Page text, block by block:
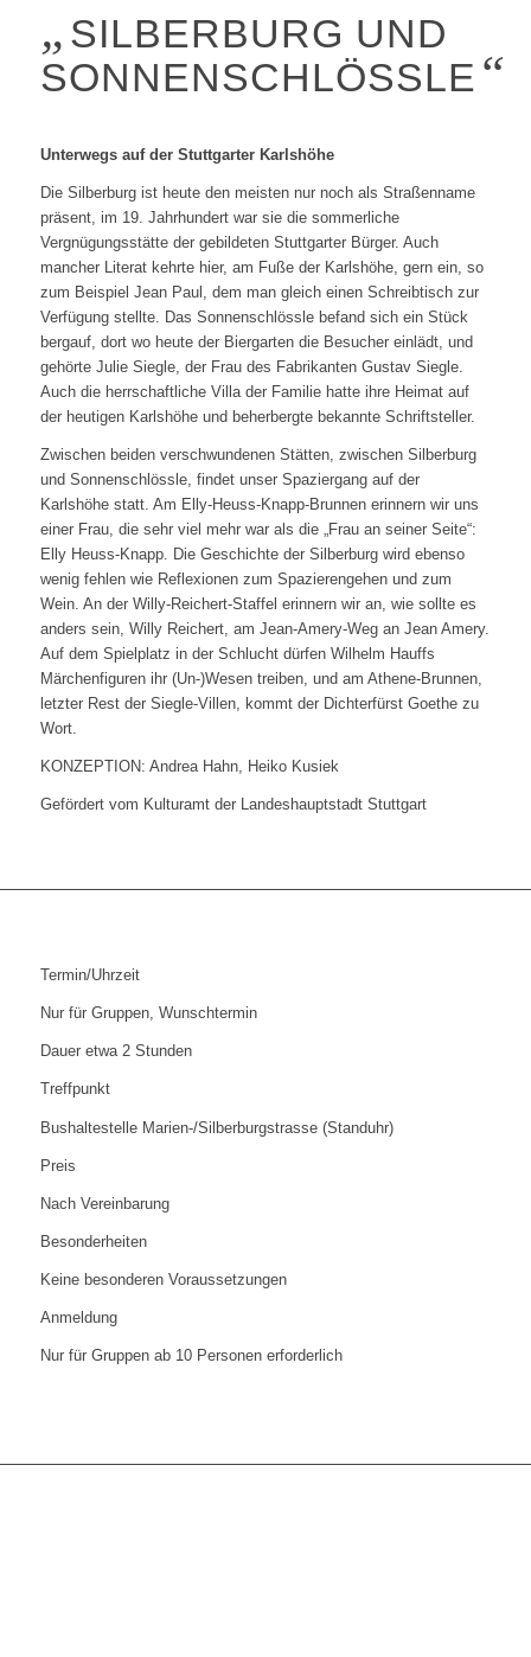
„ SILBERBURG UND
SONNENSCHLÖSSLE “
Unterwegs auf der Stuttgarter Karlshöhe
Die Silberburg ist heute den meisten nur noch als Straßenname
präsent, im 19. Jahrhundert war sie die sommerliche
Vergnügungsstätte der gebildeten Stuttgarter Bürger. Auch
mancher Literat kehrte hier, am Fuße der Karlshöhe, gern ein, so
zum Beispiel Jean Paul, dem man gleich einen Schreibtisch zur
Verfügung stellte. Das Sonnenschlössle befand sich ein Stück
bergauf, dort wo heute der Biergarten die Besucher einlädt, und
gehörte Julie Siegle, der Frau des Fabrikanten Gustav Siegle.
Auch die herrschaftliche Villa der Familie hatte ihre Heimat auf
der heutigen Karlshöhe und beherbergte bekannte Schriftsteller.
Zwischen beiden verschwundenen Stätten, zwischen Silberburg
und Sonnenschlössle, findet unser Spaziergang auf der
Karlshöhe statt. Am Elly-Heuss-Knapp-Brunnen erinnern wir uns
einer Frau, die sehr viel mehr war als die „Frau an seiner Seite“:
Elly Heuss-Knapp. Die Geschichte der Silberburg wird ebenso
wenig fehlen wie Reflexionen zum Spazierengehen und zum
Wein. An der Willy-Reichert-Staffel erinnern wir an, wie sollte es
anders sein, Willy Reichert, am Jean-Amery-Weg an Jean Amery.
Auf dem Spielplatz in der Schlucht dürfen Wilhelm Hauffs
Märchenfiguren ihr (Un-)Wesen treiben, und am Athene-Brunnen,
letzter Rest der Siegle-Villen, kommt der Dichterfürst Goethe zu
Wort.
KONZEPTION: Andrea Hahn, Heiko Kusiek
Gefördert vom Kulturamt der Landeshauptstadt Stuttgart
Termin/Uhrzeit
Nur für Gruppen, Wunschtermin
Dauer etwa 2 Stunden
Treffpunkt
Bushaltestelle Marien-/Silberburgstrasse (Standuhr)
Preis
Nach Vereinbarung
Besonderheiten
Keine besonderen Voraussetzungen
Anmeldung
Nur für Gruppen ab 10 Personen erforderlich